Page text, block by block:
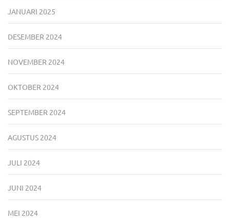
JANUARI 2025
DESEMBER 2024
NOVEMBER 2024
OKTOBER 2024
SEPTEMBER 2024
AGUSTUS 2024
JULI 2024
JUNI 2024
MEI 2024